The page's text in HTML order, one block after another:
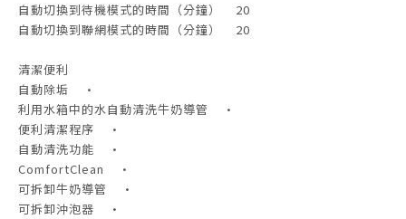
自動切換到待機模式的時間（分鐘） 20
自動切換到聯網模式的時間（分鐘） 20
清潔便利
自動除垢 •
利用水箱中的水自動清洗牛奶導管 •
便利清潔程序 •
自動清洗功能 •
ComfortClean •
可拆卸牛奶導管 •
可拆卸沖泡器 •